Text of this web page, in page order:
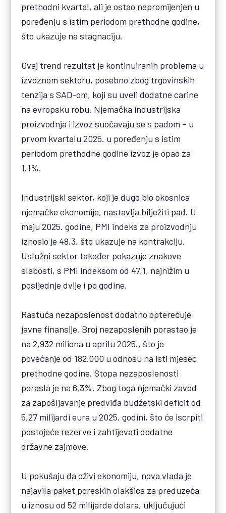
prethodni kvartal, ali je ostao nepromijenjen u
poređenju s istim periodom prethodne godine,
što ukazuje na stagnaciju.
Ovaj trend rezultat je kontinuiranih problema u
izvoznom sektoru, posebno zbog trgovinskih
tenzija s SAD-om, koji su uveli dodatne carine
na evropsku robu. Njemačka industrijska
proizvodnja i izvoz suočavaju se s padom – u
prvom kvartalu 2025. u poređenju s istim
periodom prethodne godine izvoz je opao za
1.1%.
Industrijski sektor, koji je dugo bio okosnica
njemačke ekonomije, nastavlja bilježiti pad. U
maju 2025. godine, PMI indeks za proizvodnju
iznosio je 48,3, što ukazuje na kontrakciju.
Uslužni sektor također pokazuje znakove
slabosti, s PMI indeksom od 47,1, najnižim u
posljednje dvije i po godine.
Rastuća nezaposlenost dodatno opterećuje
javne finansije. Broj nezaposlenih porastao je
na 2,932 miliona u aprilu 2025., što je
povećanje od 182.000 u odnosu na isti mjesec
prethodne godine. Stopa nezaposlenosti
porasla je na 6,3%. Zbog toga njemački zavod
za zapošljavanje predviđa budžetski deficit od
5,27 milijardi eura u 2025. godini, što će iscrpiti
postojeće rezerve i zahtijevati dodatne
državne zajmove.
U pokušaju da oživi ekonomiju, nova vlada je
najavila paket poreskih olakšica za preduzeća
u iznosu od 52 milijarde dolara, uključujući